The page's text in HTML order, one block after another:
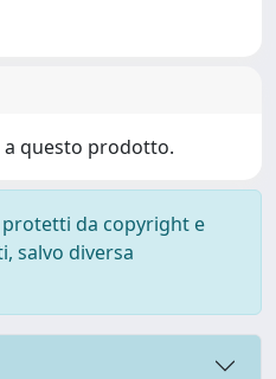
a questo prodotto.
da copyright e
salvo diversa